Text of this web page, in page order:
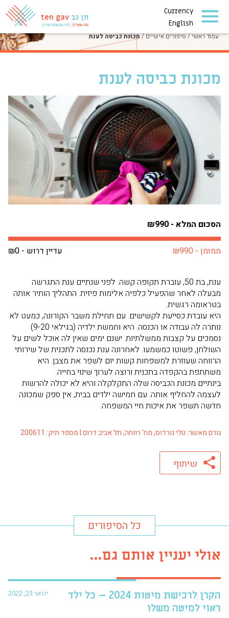
Currency
English
סיפורים אישיים
עמוד ראשי/סיפורים אישיים/מכונת כביסה לענת
מכונת כביסה לענת
הסכום המלא - ₪990
עדיין דרוש - ₪0 ממומן - ₪990
ענת, בת 50, עוברת תקופה קשה. לפני שנתיים ענת התגרשה
מבעלה לאחר שהפעיל כלפיה אלימות פיזית. התהליך הותיר אותה
בטראומה רגשית.
היא עובדת כסייעת לקשישים. עם תחילת משבר הקורונה, כמעט לא
נותרה לה עבודה או הכנסה. היא וחמשת ילדיה (בגילאי 9-20)
נסמכים על קצבות ממשלתיות. ישנם ימים שאין לה אוכל לשים על
השולחן, פשוטו כמשמעו. לאחרונה ענת נכנסה לתכנית של שירותי
הרווחה שעוזרת למשפחות קשות יום לשפר את מצבן. היא
משתתפת בהקפדה בתכנית ורוצה לערוך שינוי בחייה.
בינתיים מכונת הכביסה שלה התקלקלה והיא לא יכולה להרשות
לעצמה להחליף אותה. עם חמישה ילדים בבית, אין ספק שמכונה
חדשה תשפר את איכות חיי המשפחה.
גורם מאשר: טלי גורדוס, מח' רווחה, תל אביב דרום | מספר תיק: 200611
שיתוף
כל הסיפורים
אולי יעניין אותם גם...
ינואר 23, 2022
הקרן לרכישת מיטות 2024 – כל ילד
ראוי למיטה משלו